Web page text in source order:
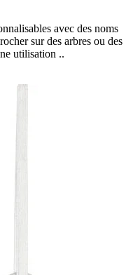
avec des noms
sur des arbres ou des
utilisation ..